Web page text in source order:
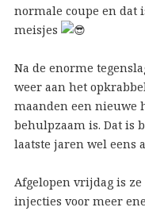
normale coupe en dat
meisjes
Na de enorme
weer aan het
maanden een nieuwe
behulpzaam is. Dat is
laatste jaren wel eens
Afgelopen vrijdag is
injecties voor meer